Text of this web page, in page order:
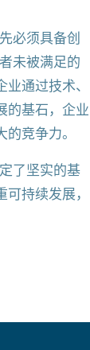
必须具备创
未被满足的
通过技术、
的基石，企业
竞争力。
了坚实的基
持续发展，